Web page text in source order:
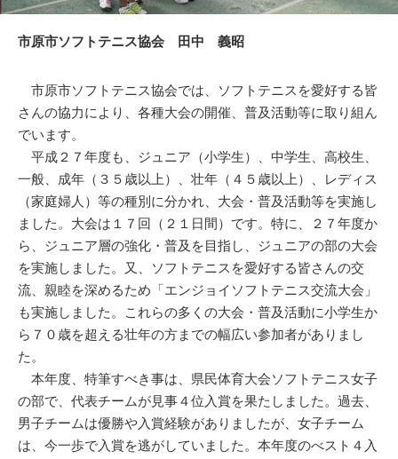
市原市ソフトテニス協会 田中 義昭
市原市ソフトテニス協会では、ソフトテニスを愛好する皆
さんの協力により、各種大会の開催、普及活動等に取り組ん
でいます。
平成２７年度も、ジュニア（小学生）、中学生、高校生、
一般、成年（３５歳以上）、壮年（４５歳以上）、レディス
（家庭婦人）等の種別に分かれ、大会・普及活動等を実施し
ました。大会は１７回（２１日間）です。特に、２７年度か
ら、ジュニア層の強化・普及を目指し、ジュニアの部の大会
を実施しました。又、ソフトテニスを愛好する皆さんの交
流、親睦を深めるため「エンジョイソフトテニス交流大会」
も実施しました。これらの多くの大会・普及活動に小学生か
ら７０歳を超える壮年の方までの幅広い参加者がありまし
た。
本年度、特筆すべき事は、県民体育大会ソフトテニス女子
の部で、代表チームが見事４位入賞を果たしました。過去、
男子チームは優勝や入賞経験がありましたが、女子チーム
は、今一歩で入賞を逃がしていました。本年度のべスト４入